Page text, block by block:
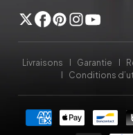
TwitterFacebook
Pinterest
Instagram
YouTube
Livraisons Garantie
Conditions